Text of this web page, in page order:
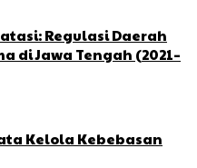
Regulasi Daerah
di Jawa Tengah (2021–
Kelola Kebebasan